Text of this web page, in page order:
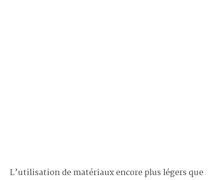
L’utilisation de matériaux encore plus légers que